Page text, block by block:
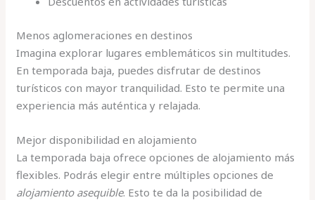
Menos aglomeraciones en destinos
Imagina explorar lugares emblemáticos sin multitudes.
En temporada baja, puedes disfrutar de destinos
turísticos con mayor tranquilidad. Esto te permite una
experiencia más auténtica y relajada.
Mejor disponibilidad en alojamiento
La temporada baja ofrece opciones de alojamiento más
flexibles. Podrás elegir entre múltiples opciones de
alojamiento asequible. Esto te da la posibilidad de